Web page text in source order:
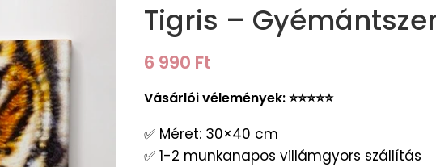
Tigris –
6 990 Ft
Vásárlói vélemények: ⭐️⭐️⭐️⭐️⭐️
✅ Méret: 30×40 cm
✅ 1-2 munkanapos villámgyors szállítás